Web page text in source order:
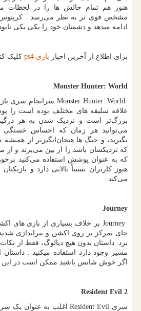
هنوز هم تمام چالش ها را در لحظات
مشخص قوی تر به نظر می‌رسد . کریتوس
ادامه میدهد و دشمنان خود را یکی یکی
برای اطلاع از آخرین اخبار بازی ps4 کلیک
Monster Hunter: World
Monster Hunter: World سرانجام سری
علاقه سلیقه های مختلف بوده است را
بزرگ‌تر است و نزدیک شدن به هر
می‌توانید هر زمان که احساس خستگی
بگیرید، و جنگ ها هیجان‌انگیزتر از همیشه
که نزدیکشان باشد را از بین می‌برند و
که به عنوان پوشش استفاده می‌کنید
هنوز کاربران نسبتاً بالایی دارد و
می‌کند.
Journey
Journeyبر خلاف بسیاری از بازی های
جای تمرکز بر روی اکشن و تیراندازی
برد. داستان بدون هیچ دیالوگ، فقط از
مسیر وجود دارد استفاده میکنید . داستان
اگر خوش شانس باشید ممکن است در این
Resident Evil 2
سری Resident Evil اغلب به عنوان یک